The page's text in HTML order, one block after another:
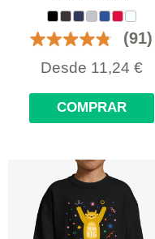
(91)
Desde 11,24 €
COMPRAR